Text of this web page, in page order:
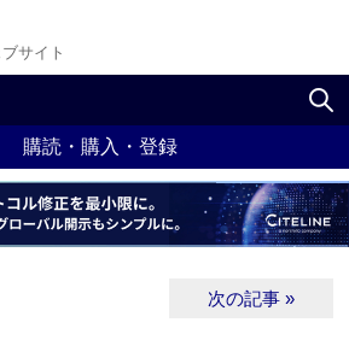
サイト
購読・購入・登録
次の記事 »